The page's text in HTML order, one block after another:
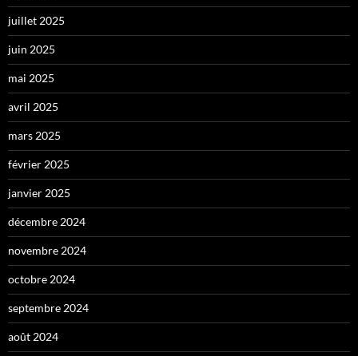
juillet 2025
juin 2025
mai 2025
avril 2025
mars 2025
février 2025
janvier 2025
décembre 2024
novembre 2024
octobre 2024
septembre 2024
août 2024